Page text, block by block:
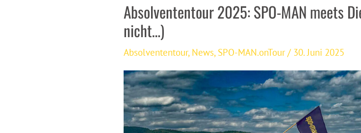
Absolvententour 2025: SPO-MAN meets
nicht…)
Absolvententour, News, SPO-MAN.onTour/ 30. Juni 2025